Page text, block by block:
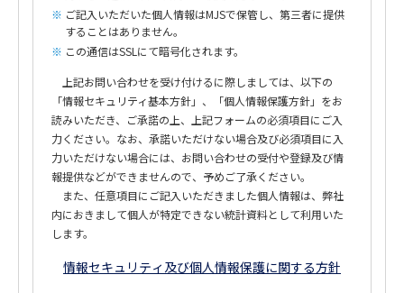
ご記入いただいた個人情報はMJSで保管し、第三者に提供
することはありません。
この通信はSSLにて暗号化されます。
上記お問い合わせを受け付けるに際しましては、以下の
「情報セキュリティ基本方針」、「個人情報保護方針」をお
読みいただき、ご承諾の上、上記フォームの必須項目にご入
力ください。なお、承諾いただけない場合及び必須項目に入
力いただけない場合には、お問い合わせの受付や登録及び情
報提供などができませんので、予めご了承ください。
また、任意項目にご記入いただきました個人情報は、弊社
内におきまして個人が特定できない統計資料として利用いた
します。
情報セキュリティ及び個人情報保護に関する方針